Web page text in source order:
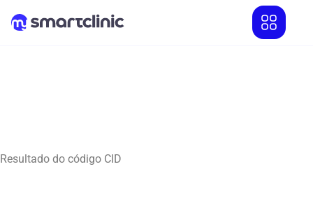
Resultado do código CID